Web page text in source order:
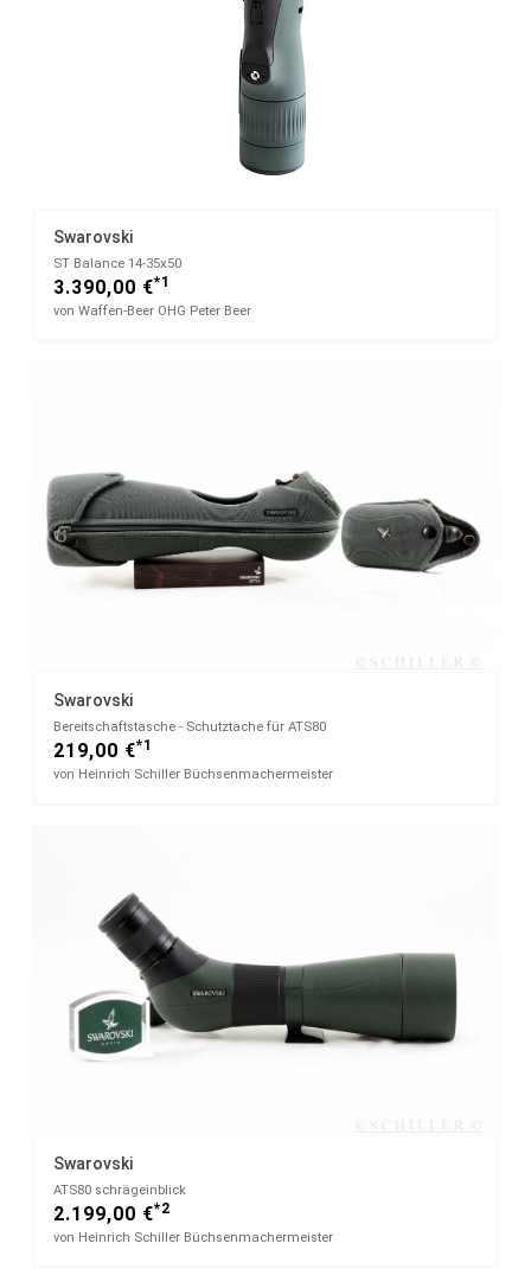
Swarovski
ST Balance 14-35x50
3.390,00 €*1
von Waffen-Beer OHG Peter Beer
Swarovski
Bereitschaftstasche - Schutztache für ATS80
219,00 €*1
von Heinrich Schiller Büchsenmachermeister
Swarovski
ATS80 schrägeinblick
2.199,00 €*2
von Heinrich Schiller Büchsenmachermeister